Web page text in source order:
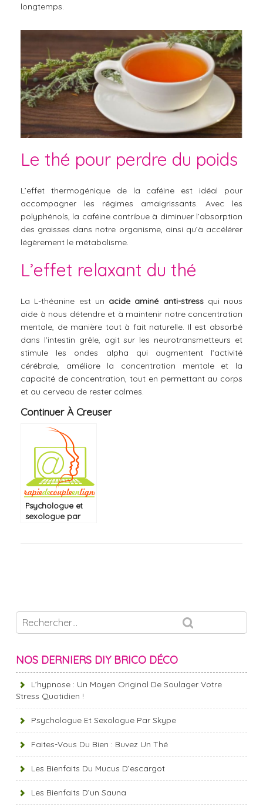
longtemps.
Le thé pour perdre du poids
L’effet thermogénique de la caféine est idéal pour
accompagner les régimes amaigrissants. Avec les
polyphénols, la caféine contribue à diminuer l’absorption
des graisses dans notre organisme, ainsi qu’à accélérer
légèrement le métabolisme.
L’effet relaxant du thé
La L-théanine est un acide aminé anti-stressqui nous
aide à nous détendre et à maintenir notre concentration
mentale, de manière tout à fait naturelle. Il est absorbé
dans l’intestin grêle, agit sur les neurotransmetteurs et
stimule les ondes alpha qui augmentent l’activité
cérébrale, améliore la concentration mentale et la
capacité de concentration, tout en permettant au corps
et au cerveau de rester calmes.
Continuer À Creuser
Psychologue et
sexologue par
NOS DERNIERS DIY BRICO DÉCO
L’hypnose : Un Moyen Original De Soulager Votre
Stress Quotidien !
Psychologue Et Sexologue Par Skype
Faites-Vous Du Bien : Buvez Un Thé
Les Bienfaits Du Mucus D’escargot
Les Bienfaits D’un Sauna